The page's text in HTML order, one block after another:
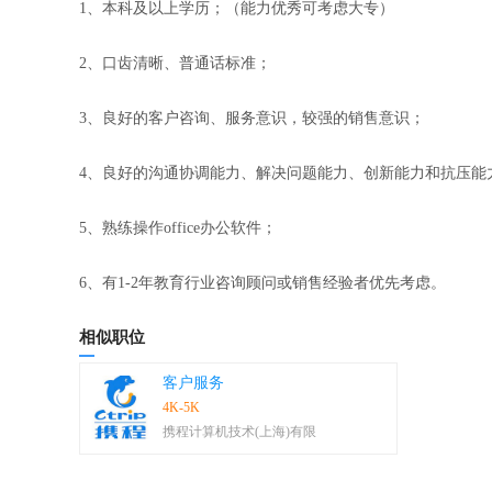
1、本科及以上学历；（能力优秀可考虑大专）
2、口齿清晰、普通话标准；
3、良好的客户咨询、服务意识，较强的销售意识；
4、良好的沟通协调能力、解决问题能力、创新能力和抗压能
5、熟练操作office办公软件；
6、有1-2年教育行业咨询顾问或销售经验者优先考虑。
相似职位
客户服务
4K-5K
携程计算机技术(上海)有限